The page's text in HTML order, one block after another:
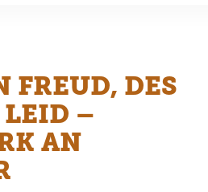
FREUD, DES
LEID –
AN